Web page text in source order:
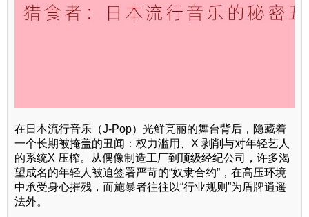
在日本流行音乐（J-Pop）光鲜亮丽的舞台背后，隐藏着
一个长期被掩盖的丑闻：权力滥用、X 剥削与对年轻艺人
的系统X 压榨。从偶像制造工厂到顶级经纪公司，许多渴
望成名的年轻人被迫签署严苛的“奴隶合约”，在高压环境
中承受身心摧残，而施暴者往往以“行业规则”为盾牌逍遥
法外。